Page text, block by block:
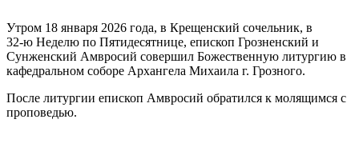
Утром 18 января 2026 года, в Крещенский сочельник, в
32-ю Неделю по Пятидесятнице, епископ Грозненский и
Сунженский Амвросий совершил Божественную литургию в
кафедральном соборе Архангела Михаила г. Грозного.
После литургии епископ Амвросий обратился к молящимся с
проповедью.